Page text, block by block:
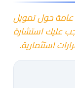
حول تمويل
عليك استشارة
استثمارية.